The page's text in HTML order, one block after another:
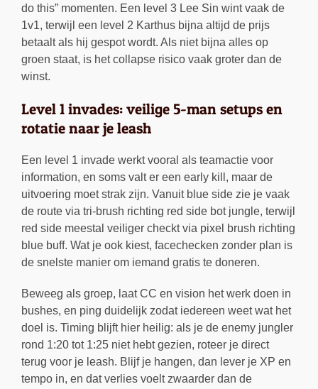
do this” momenten. Een level 3 Lee Sin wint vaak de
1v1, terwijl een level 2 Karthus bijna altijd de prijs
betaalt als hij gespot wordt. Als niet bijna alles op
groen staat, is het collapse risico vaak groter dan de
winst.
Level 1 invades: veilige 5-man setups en
rotatie naar je leash
Een level 1 invade werkt vooral als teamactie voor
information, en soms valt er een early kill, maar de
uitvoering moet strak zijn. Vanuit blue side zie je vaak
de route via tri-brush richting red side bot jungle, terwijl
red side meestal veiliger checkt via pixel brush richting
blue buff. Wat je ook kiest, facechecken zonder plan is
de snelste manier om iemand gratis te doneren.
Beweeg als groep, laat CC en vision het werk doen in
bushes, en ping duidelijk zodat iedereen weet wat het
doel is. Timing blijft hier heilig: als je de enemy jungler
rond 1:20 tot 1:25 niet hebt gezien, roteer je direct
terug voor je leash. Blijf je hangen, dan lever je XP en
tempo in, en dat verlies voelt zwaarder dan de